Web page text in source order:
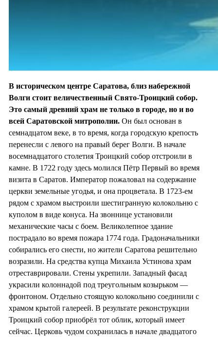
В историческом центре Саратова, близ набережной
Волги стоит величественный Свято-Троицкий собор.
Это самый древний храм не только в городе, но и во
всей Саратовской митрополии. Он был основан в
семнадцатом веке, в то время, когда городскую крепость
перенесли с левого на правый берег Волги. В начале
восемнадцатого столетия Троицкий собор отстроили в
камне. В 1722 году здесь молился Пётр Первый во время
визита в Саратов. Император пожаловал на содержание
церкви земельные угодья, и она процветала. В 1723-ем
рядом с храмом выстроили шестигранную колокольню с
куполом в виде конуса. На звоннице установили
механические часы с боем. Великолепное здание
пострадало во время пожара 1774 года. Градоначальники
собирались его снести, но жители Саратова решительно
возразили. На средства купца Михаила Устинова храм
отреставрировали. Стены укрепили. Западный фасад
украсили колоннадой под треугольным козырьком —
фронтоном. Отдельно стоящую колокольню соединили с
храмом крытой галереей. В результате реконструкции
Троицкий собор приобрёл тот облик, который имеет
сейчас. Церковь чудом сохранилась в начале двадцатого